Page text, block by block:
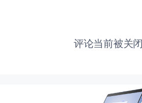
评论当前被关